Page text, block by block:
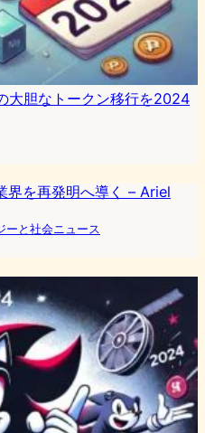
大胆なトークン移行を2024
界を再発明へ導く – Ariel
ーと社会ニュース